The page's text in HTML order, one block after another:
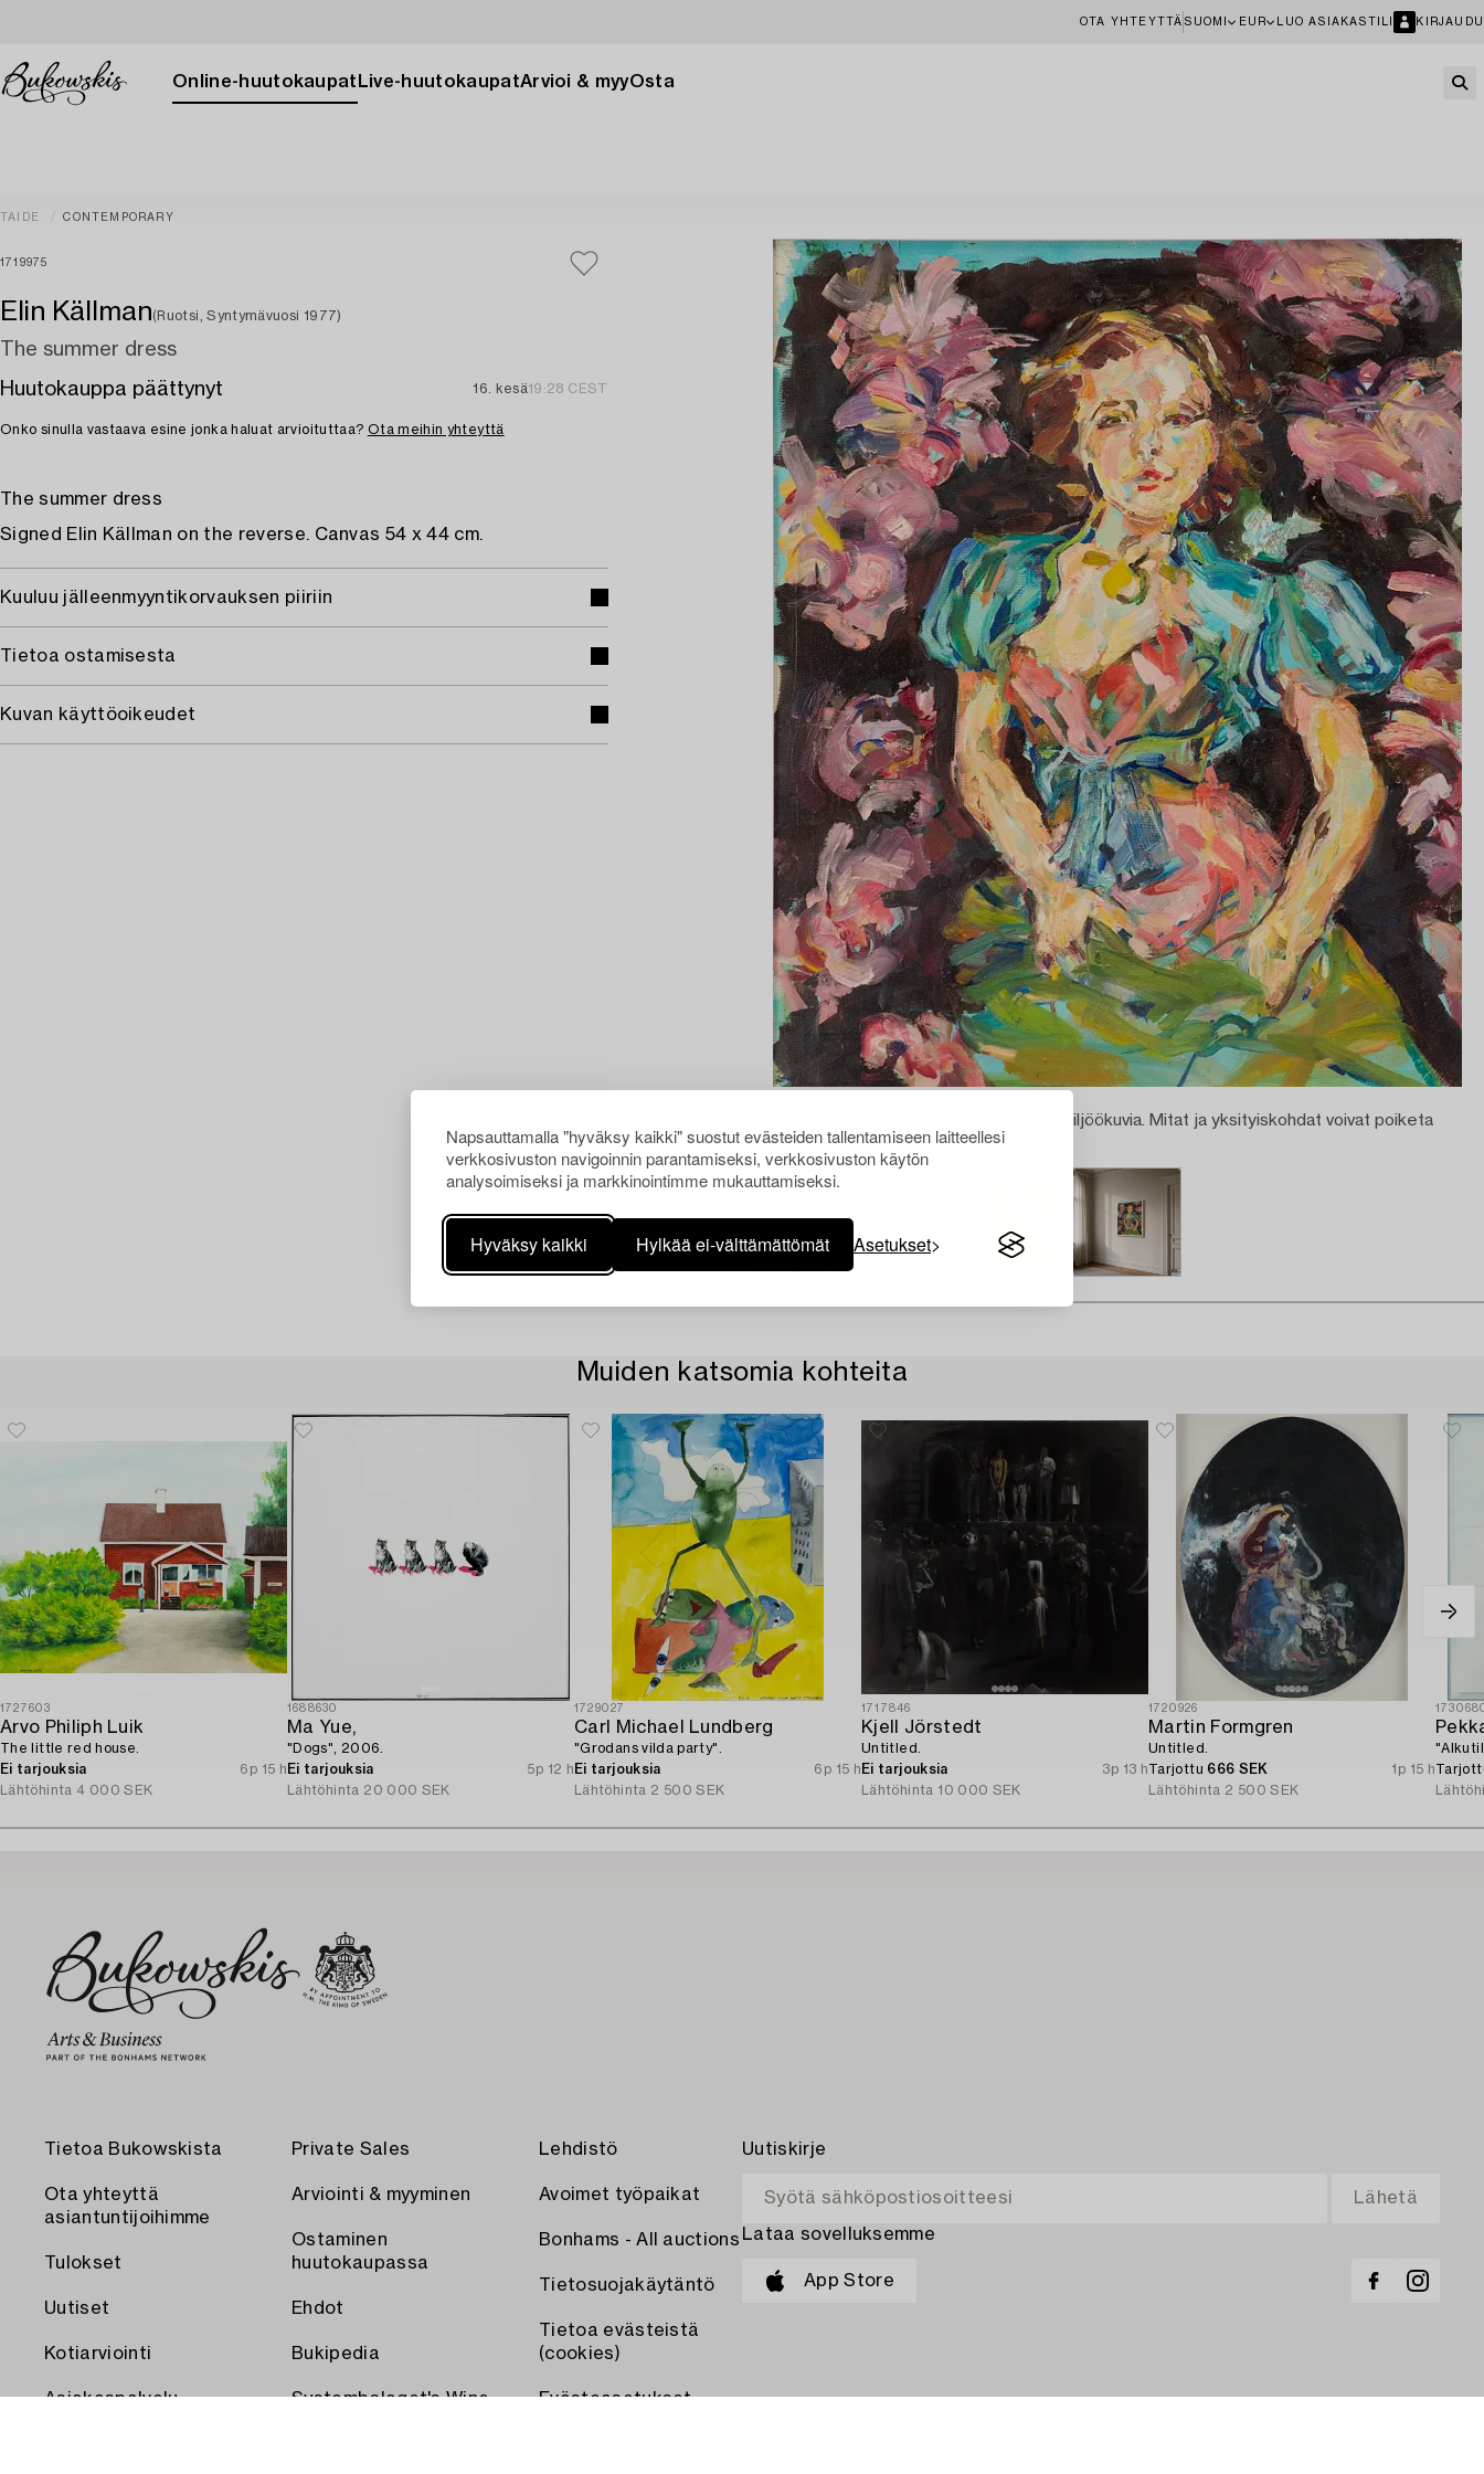
Napsauttamalla "hyväksy kaikki" suostut evästeiden tallentamiseen laitteellesi
verkkosivuston navigoinnin parantamiseksi, verkkosivuston käytön
analysoimiseksi ja markkinointimme mukauttamiseksi.
Hyväksy kaikki Hylkää ei-välttämättömät Asetukset
OTA YHTEYTTÄ SUOMI EUR LUO ASIAKASTILI KIRJAUDU
Online-huutokaupat Live-huutokaupatArvioi & myyOsta
TAIDE CONTEMPORARY
1719975
Elin Källman(Ruotsi, Syntymävuosi 1977)
The summer dress
Huutokauppa päättynyt
16. kesä19:28 CEST
Onko sinulla vastaava esine jonka haluat arvioituttaa? Ota meihin yhteyttä
The summer dress
Signed Elin Källman on the reverse. Canvas 54 x 44 cm.
Kuuluu jälleenmyyntikorvauksen piiriin
Tietoa ostamisesta
Kuvan käyttöoikeudet
"AI"-merkityt kuvat ovat tekoälyn luomia miljöökuvia. Mitat ja yksityiskohdat voivat poiketa
todellisesta esineestä.
Muiden katsomia kohteita
1727603
Arvo Philiph Luik
The little red house.
Ei tarjouksia
6p 15 h
Lähtöhinta 4 000 SEK
1688630
Ma Yue,
"Dogs", 2006.
Ei tarjouksia
5p 12 h
Lähtöhinta 20 000 SEK
1729027
Carl Michael Lundberg
"Grodans vilda party".
Ei tarjouksia
6p 15 h
Lähtöhinta 2 500 SEK
1717846
Kjell Jörstedt
Untitled.
Ei tarjouksia
3p 13 h
Lähtöhinta 10 000 SEK
1720926
Martin Formgren
Untitled.
Tarjottu 666 SEK
1p 15 h
Lähtöhinta 2 500 SEK
Tietoa Bukowskista
Ota yhteyttä
asiantuntijoihimme
Tulokset
Uutiset
Kotiarviointi
Asiakaspalvelu
Private Sales
Arviointi & myyminen
Ostaminen
huutokaupassa
Ehdot
Bukipedia
Systembolaget's Wine
Lehdistö
Avoimet työpaikat
Bonhams - All auctions
Tietosuojakäytäntö
Tietoa evästeistä
(cookies)
Evästeasetukset
Uutiskirje
Lataa sovelluksemme
App Store